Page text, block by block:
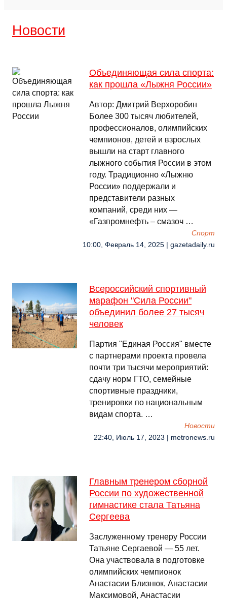
Новости
Объединяющая сила спорта:
как прошла «Лыжня России»
Автор: Дмитрий Верхоробин
Более 300 тысяч любителей,
профессионалов, олимпийских
чемпионов, детей и взрослых
вышли на старт главного
лыжного события России в этом
году. Традиционно «Лыжню
России» поддержали и
представители разных
компаний, среди них —
«Газпромнефть – смазоч …
Спорт
10:00, Февраль 14, 2025 | gazetadaily.ru
Всероссийский спортивный
марафон "Сила России"
объединил более 27 тысяч
человек
Партия "Единая Россия" вместе
с партнерами проекта провела
почти три тысячи мероприятий:
сдачу норм ГТО, семейные
спортивные праздники,
тренировки по национальным
видам спорта. …
Новости
22:40, Июль 17, 2023 | metronews.ru
Главным тренером сборной
России по художественной
гимнастике стала Татьяна
Сергеева
Заслуженному тренеру России
Татьяне Сергаевой — 55 лет.
Она участвовала в подготовке
олимпийских чемпионок
Анастасии Близнюк, Анастасии
Максимовой, Анастасии